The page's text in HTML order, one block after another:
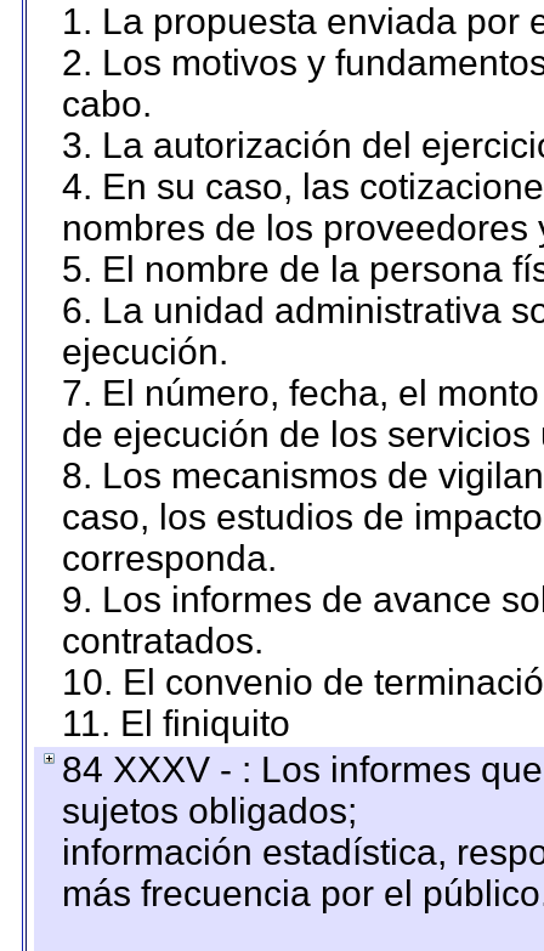
1. La propuesta enviada por
2. Los motivos y
cabo.
3. La autorización del
4. En su caso, las
nombres de los proveedores
5. El nombre de la persona
6. La unidad administrativa
ejecución.
7. El número, fecha, el
de ejecución de los servicios
8. Los mecanismos de
caso, los estudios de
corresponda.
9. Los informes de avance
contratados.
10. El convenio de
11. El finiquito
84 XXXV - : Los informes
sujetos obligados;
información estadística,
más frecuencia por el